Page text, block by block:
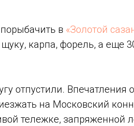
в «Золотой
карпа, форель, а еще
отпустили. Впечатления
на Московский
тележке, запряженной